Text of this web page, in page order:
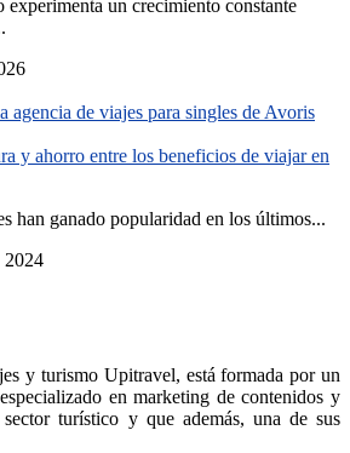
experimenta un crecimiento constante
y ahorro entre los beneficios de viajar en
han ganado popularidad en los últimos...
2024
y turismo Upitravel, está formada por un
en marketing de contenidos y
turístico y que además, una de sus